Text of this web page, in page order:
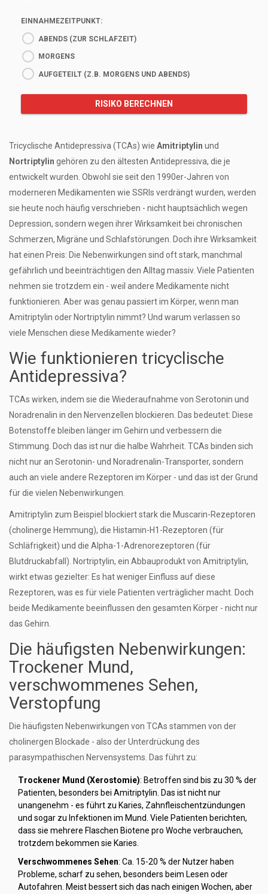
EINNAHMEZEITPUNKT:
ABENDS (ZUR SCHLAFZEIT)
MORGENS
AUFGETEILT (Z.B. MORGENS UND ABENDS)
RISIKO BERECHNEN
Tricyclische Antidepressiva (TCAs) wie Amitriptylin und
Nortriptylin gehören zu den ältesten Antidepressiva, die je
entwickelt wurden. Obwohl sie seit den 1990er-Jahren von
moderneren Medikamenten wie SSRIs verdrängt wurden, werden
sie heute noch häufig verschrieben - nicht hauptsächlich wegen
Depression, sondern wegen ihrer Wirksamkeit bei chronischen
Schmerzen, Migräne und Schlafstörungen. Doch ihre Wirksamkeit
hat einen Preis: Die Nebenwirkungen sind oft stark, manchmal
gefährlich und beeinträchtigen den Alltag massiv. Viele Patienten
nehmen sie trotzdem ein - weil andere Medikamente nicht
funktionieren. Aber was genau passiert im Körper, wenn man
Amitriptylin oder Nortriptylin nimmt? Und warum verlassen so
viele Menschen diese Medikamente wieder?
Wie funktionieren tricyclische
Antidepressiva?
TCAs wirken, indem sie die Wiederaufnahme von Serotonin und
Noradrenalin in den Nervenzellen blockieren. Das bedeutet: Diese
Botenstoffe bleiben länger im Gehirn und verbessern die
Stimmung. Doch das ist nur die halbe Wahrheit. TCAs binden sich
nicht nur an Serotonin- und Noradrenalin-Transporter, sondern
auch an viele andere Rezeptoren im Körper - und das ist der Grund
für die vielen Nebenwirkungen.
Amitriptylin zum Beispiel blockiert stark die Muscarin-Rezeptoren
(cholinerge Hemmung), die Histamin-H1-Rezeptoren (für
Schläfrigkeit) und die Alpha-1-Adrenorezeptoren (für
Blutdruckabfall). Nortriptylin, ein Abbauprodukt von Amitriptylin,
wirkt etwas gezielter: Es hat weniger Einfluss auf diese
Rezeptoren, was es für viele Patienten verträglicher macht. Doch
beide Medikamente beeinflussen den gesamten Körper - nicht nur
das Gehirn.
Die häufigsten Nebenwirkungen:
Trockener Mund,
verschwommenes Sehen,
Verstopfung
Die häufigsten Nebenwirkungen von TCAs stammen von der
cholinergen Blockade - also der Unterdrückung des
parasympathischen Nervensystems. Das führt zu:
Trockener Mund (Xerostomie): Betroffen sind bis zu 30 % der
Patienten, besonders bei Amitriptylin. Das ist nicht nur
unangenehm - es führt zu Karies, Zahnfleischentzündungen
und sogar zu Infektionen im Mund. Viele Patienten berichten,
dass sie mehrere Flaschen Biotene pro Woche verbrauchen,
trotzdem bekommen sie Karies.
Verschwommenes Sehen: Ca. 15-20 % der Nutzer haben
Probleme, scharf zu sehen, besonders beim Lesen oder
Autofahren. Meist bessert sich das nach einigen Wochen, aber